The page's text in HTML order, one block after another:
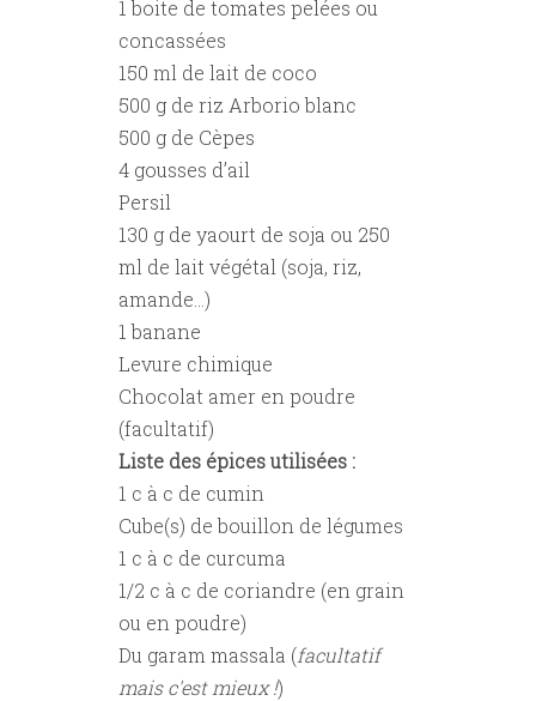
1 boite de tomates pelées ou
concassées
150 ml de lait de coco
500 g de riz Arborio blanc
500 g de Cèpes
4 gousses d’ail
Persil
130 g de yaourt de soja ou 250
ml de lait végétal (soja, riz,
amande...)
1 banane
Levure chimique
Chocolat amer en poudre
(facultatif)
Liste des épices utilisées :
1 c à c de cumin
Cube(s) de bouillon de légumes
1 c à c de curcuma
1/2 c à c de coriandre (en grain
ou en poudre)
Du garam massala (facultatif
mais c'est mieux !)